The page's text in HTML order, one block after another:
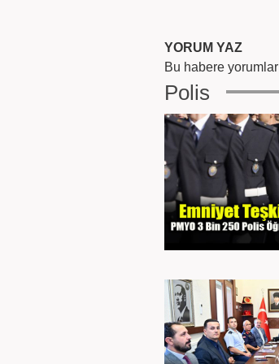
YORUM YAZ
Bu habere yorumlar
Polis